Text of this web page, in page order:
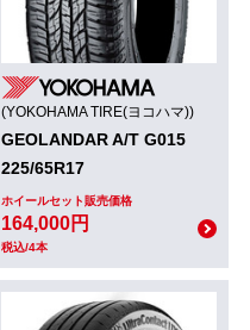
(YOKOHAMA TIRE(ヨコハマ))
GEOLANDAR A/T G015
225/65R17
ホイールセット販売価格
164,000円
税込/4本